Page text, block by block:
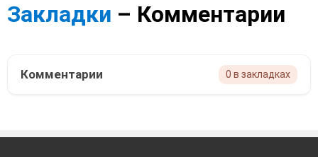
Закладки – Комментарии
Комментарии 0 в закладках